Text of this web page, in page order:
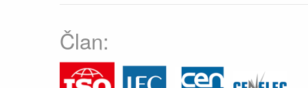
Član: